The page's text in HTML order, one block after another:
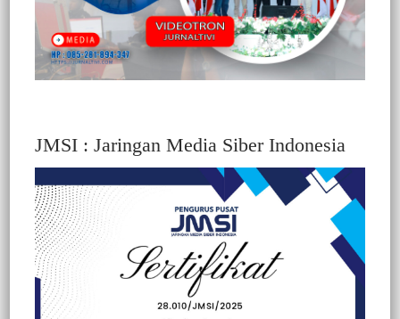
JMSI : Jaringan Media Siber Indonesia